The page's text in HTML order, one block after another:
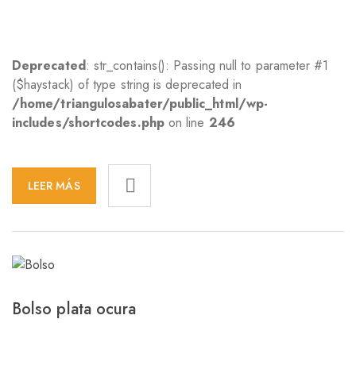
Deprecated: str_contains(): Passing null to parameter #1
($haystack) of type string is deprecated in
/home/triangulosabater/public_html/wp-
includes/shortcodes.phpon line 246
LEER MÁS
Bolso plata ocura